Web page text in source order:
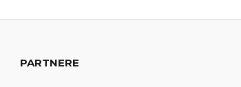
PARTNERE